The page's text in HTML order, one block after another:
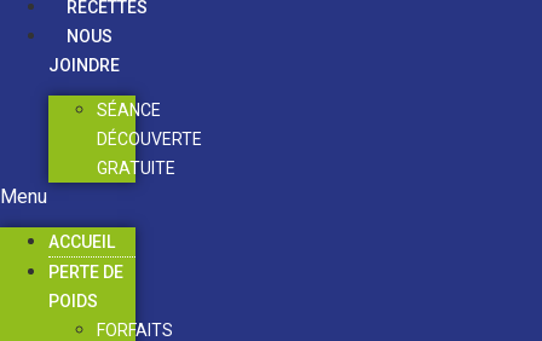
RECETTES
NOUS
JOINDRE
SÉANCE
DÉCOUVERTE
GRATUITE
Menu
ACCUEIL
PERTE DE
POIDS
FORFAITS